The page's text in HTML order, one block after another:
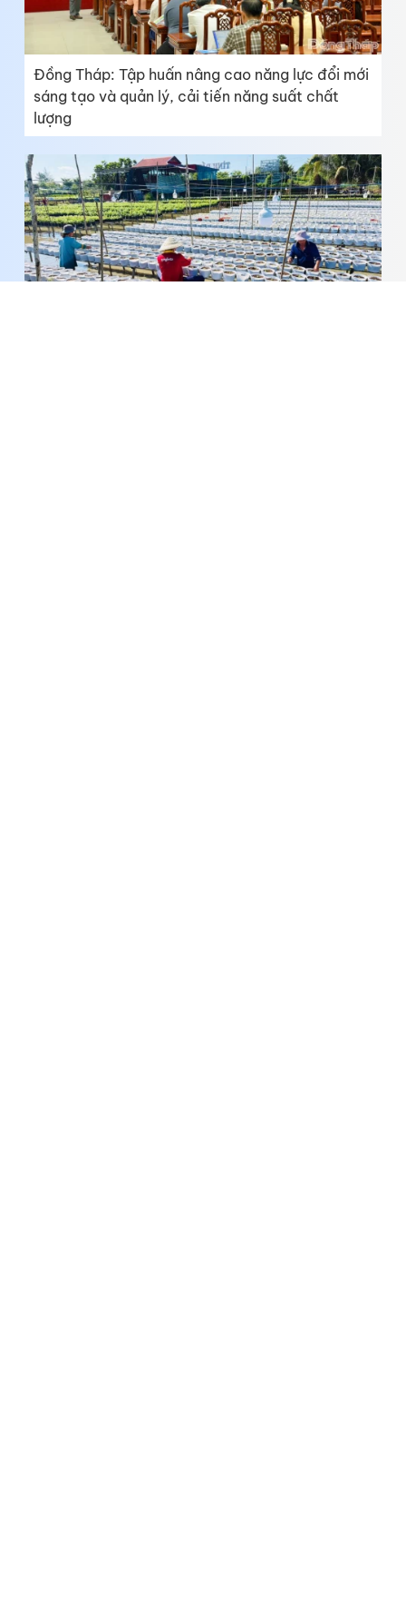
Đồng Tháp: Tập huấn nâng cao năng lực đổi mới
sáng tạo và quản lý, cải tiến năng suất chất
lượng